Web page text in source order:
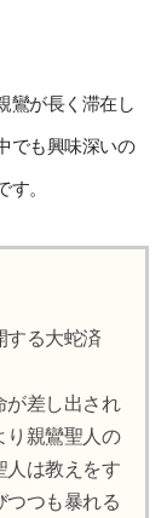
鸞が長く滞在し
でも興味深いの
。
る大蛇済
差し出され
り親鸞聖人の
人は教えをす
つつも暴れる